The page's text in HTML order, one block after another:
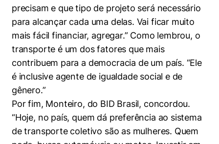
precisam e que tipo de projeto será necessário
para alcançar cada uma delas. Vai ficar muito
mais fácil financiar, agregar.” Como lembrou, o
transporte é um dos fatores que mais
contribuem para a democracia de um país. “Ele
é inclusive agente de igualdade social e de
gênero.”
Por fim, Monteiro, do BID Brasil, concordou.
“Hoje, no país, quem dá preferência ao sistema
de transporte coletivo são as mulheres. Quem